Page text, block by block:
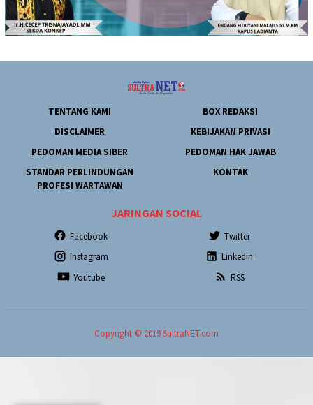
TENTANG KAMI
BOX REDAKSI
DISCLAIMER
KEBIJAKAN PRIVASI
PEDOMAN MEDIA SIBER
PEDOMAN HAK JAWAB
STANDAR PERLINDUNGAN
PROFESI WARTAWAN
KONTAK
JARINGAN SOCIAL
Facebook
Twitter
Instagram
Linkedin
Youtube
RSS
Copyright © 2019 SultraNET.com